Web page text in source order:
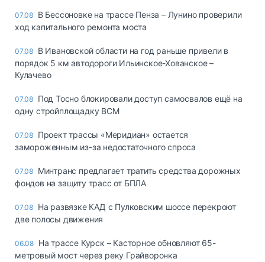
07.08 В Бессоновке на трассе Пенза – Лунино проверили
ход капитального ремонта моста
07.08 В Ивановской области на год раньше привели в
порядок 5 км автодороги Ильинское-Хованское –
Кулачево
07.08 Под Тосно блокировали доступ самосвалов ещё на
одну стройплощадку ВСМ
07.08 Проект трассы «Меридиан» остается
замороженным из-за недостаточного спроса
07.08 Минтранс предлагает тратить средства дорожных
фондов на защиту трасс от БПЛА
07.08 На развязке КАД с Пулковским шоссе перекроют
две полосы движения
06.08 На трассе Курск – Касторное обновляют 65-
метровый мост через реку Грайворонка